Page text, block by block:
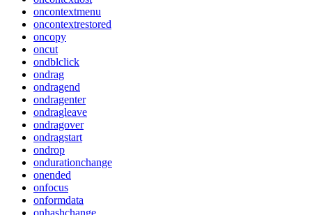
oncontextmenu
oncontextrestored
oncopy
oncut
ondblclick
ondrag
ondragend
ondragenter
ondragleave
ondragover
ondragstart
ondrop
ondurationchange
onended
onfocus
onformdata
onhashchange